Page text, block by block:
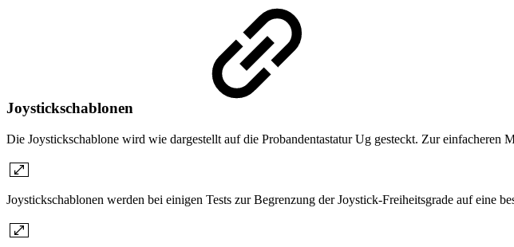
Joystickschablonen
Die Joystickschablone wird wie dargestellt auf die Probandentastatur Ug gesteckt. Zur einfacheren
Joystickschablonen werden bei einigen Tests zur Begrenzung der Joystick-Freiheitsgrade auf eine